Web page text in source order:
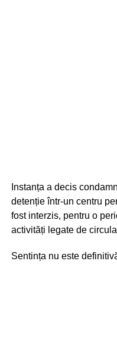
Instanța a decis
detenție într-un centru
fost interzis, pentru o
activități legate de
Sentința nu este